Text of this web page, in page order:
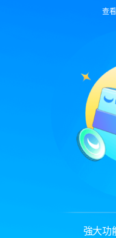
查
強大功